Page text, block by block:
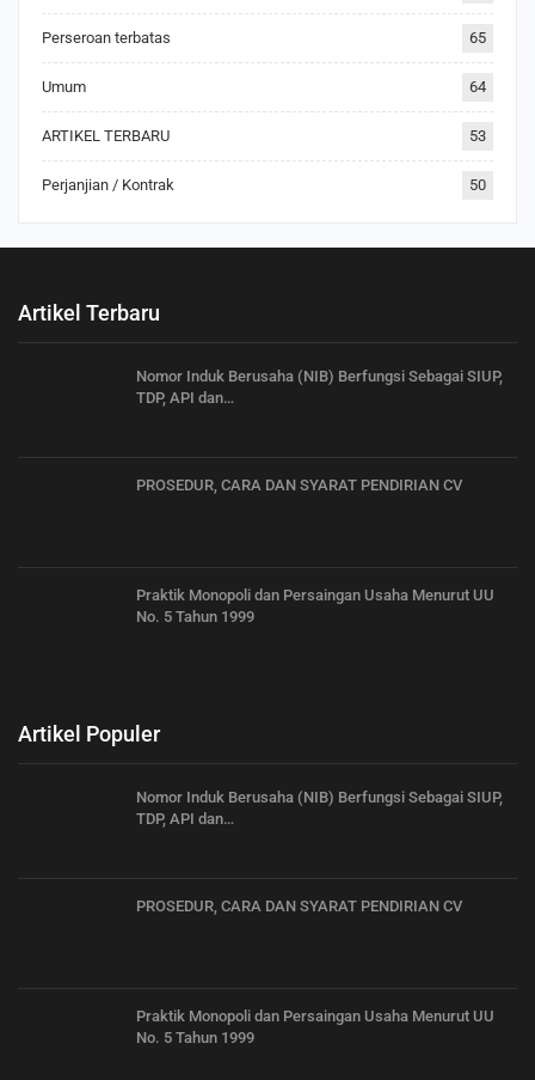
Perseroan terbatas 65
Umum 64
ARTIKEL TERBARU 53
Perjanjian / Kontrak 50
Artikel Terbaru
Nomor Induk Berusaha (NIB) Berfungsi Sebagai SIUP,
TDP, API dan…
PROSEDUR, CARA DAN SYARAT PENDIRIAN CV
Praktik Monopoli dan Persaingan Usaha Menurut UU
No. 5 Tahun 1999
Artikel Populer
Nomor Induk Berusaha (NIB) Berfungsi Sebagai SIUP,
TDP, API dan…
PROSEDUR, CARA DAN SYARAT PENDIRIAN CV
Praktik Monopoli dan Persaingan Usaha Menurut UU
No. 5 Tahun 1999